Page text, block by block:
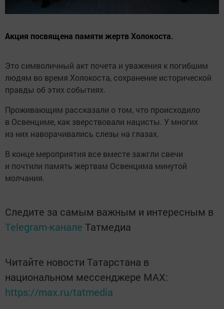
Акция посвящена памяти жертв Холокоста.
Это символичный акт почета и уважения к погибшим
людям во время Холокоста, сохранение исторической
правды об этих событиях.
Проживающим рассказали о том, что происходило
в Освенциме, как зверствовали нацисты. У многих
из них наворачивались слезы на глазах.
В конце мероприятия все вместе зажгли свечи
и почтили память жертвам Освенцима минутой
молчания.
Следите за самым важным и интересным в
Telegram-канале Татмедиа
Читайте новости Татарстана в
национальном мессенджере MАХ:
https://max.ru/tatmedia